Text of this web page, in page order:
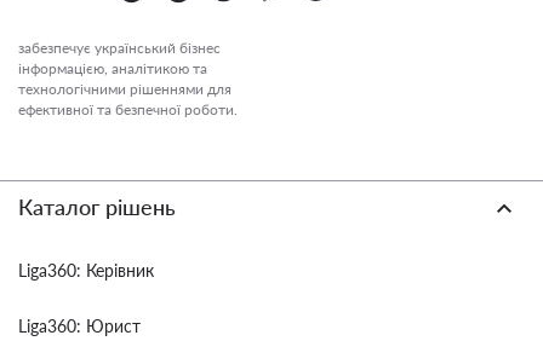
забезпечує український бізнес
інформацією, аналітикою та
технологічними рішеннями для
ефективної та безпечної роботи.
Каталог рішень
Liga360: Керівник
Liga360: Юрист